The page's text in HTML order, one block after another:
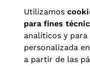
Utilizamos
para fines
analíticos y
personalizada
a partir de las